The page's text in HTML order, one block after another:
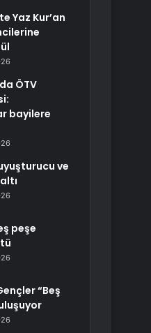
Yaz Kur’an
ÖTV
bayilere
ve
peşe
“Beş